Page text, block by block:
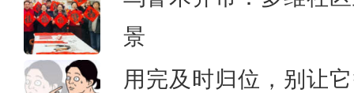
景
用完及时归位，别让